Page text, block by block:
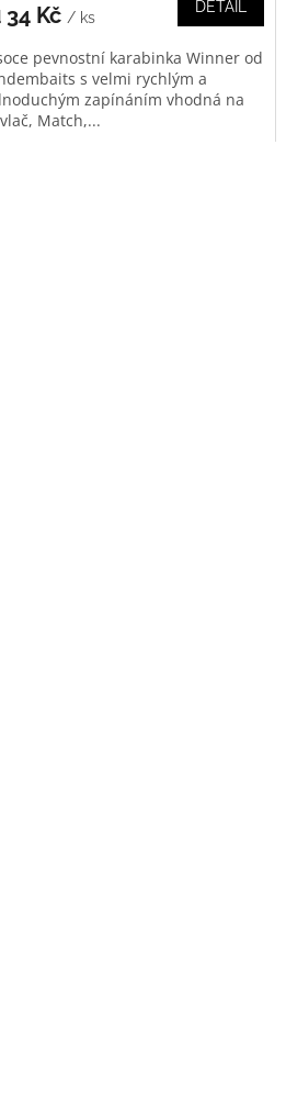
34 Kč / ks
DETAIL
pevnostní karabinka Winner od
s velmi rychlým a
zapínáním vhodná na
Match,...